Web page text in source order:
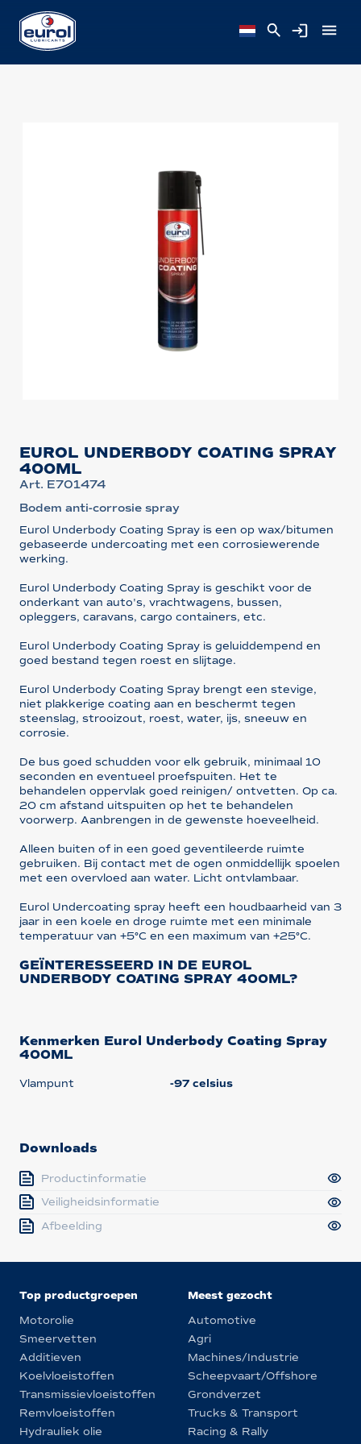
EUROL UNDERBODY COATING SPRAY
400ML
Art. E701474
Bodem anti-corrosie spray
Eurol Underbody Coating Spray is een op wax/bitumen
gebaseerde undercoating met een corrosiewerende
werking.
Eurol Underbody Coating Spray is geschikt voor de
onderkant van auto's, vrachtwagens, bussen,
opleggers, caravans, cargo containers, etc.
Eurol Underbody Coating Spray is geluiddempend en
goed bestand tegen roest en slijtage.
Eurol Underbody Coating Spray brengt een stevige,
niet plakkerige coating aan en beschermt tegen
steenslag, strooizout, roest, water, ijs, sneeuw en
corrosie.
De bus goed schudden voor elk gebruik, minimaal 10
seconden en eventueel proefspuiten. Het te
behandelen oppervlak goed reinigen/ ontvetten. Op ca.
20 cm afstand uitspuiten op het te behandelen
voorwerp. Aanbrengen in de gewenste hoeveelheid.
Alleen buiten of in een goed geventileerde ruimte
gebruiken. Bij contact met de ogen onmiddellijk spoelen
met een overvloed aan water. Licht ontvlambaar.
Eurol Undercoating spray heeft een houdbaarheid van 3
jaar in een koele en droge ruimte met een minimale
temperatuur van +5°C en een maximum van +25°C.
GEÏNTERESSEERD IN DE EUROL
UNDERBODY COATING SPRAY 400ML?
Kenmerken Eurol Underbody Coating Spray
400ML
Vlampunt -97 celsius
Downloads
Productinformatie
Veiligheidsinformatie
Afbeelding
Top productgroepen
Motorolie
Smeervetten
Additieven
Koelvloeistoffen
Transmissievloeistoffen
Remvloeistoffen
Hydrauliek olie
Meest gezocht
Automotive
Agri
Machines/Industrie
Scheepvaart/Offshore
Grondverzet
Trucks & Transport
Racing & Rally